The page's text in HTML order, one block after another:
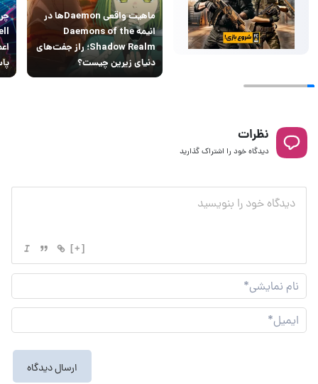
ماهیت واقعی Daemonها در
انیمه Daemons of the
Shadow Realm؛ راز جفت‌های
دنیای زیرین چیست؟
نظرات
دیدگاه خود را اشتراک گذارید
[+]
نام